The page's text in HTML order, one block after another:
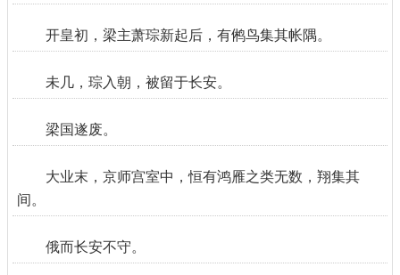
开皇初，梁主萧琮新起后，有鸺鸟集其帐隅。
未几，琮入朝，被留于长安。
梁国遂废。
大业末，京师宫室中，恒有鸿雁之类无数，翔集其
间。
俄而长安不守。